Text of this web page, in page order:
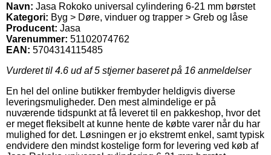
Navn: Jasa Rokoko universal cylindering 6-21 mm børstet
Kategori: Byg > Døre, vinduer og trapper > Greb og låse
Producent: Jasa
Varenummer: 51102074762
EAN: 5704314115485
Vurderet til 4.6 ud af 5 stjerner baseret på 16 anmeldelser
En hel del online butikker frembyder heldigvis diverse
leveringsmuligheder. Den mest almindelige er på
nuværende tidspunkt at få leveret til en pakkeshop, hvor det
er meget fleksibelt at kunne hente de købte varer når du har
mulighed for det. Løsningen er jo ekstremt enkel, samt typisk
endvidere den mindst kostelige form for levering ved køb af